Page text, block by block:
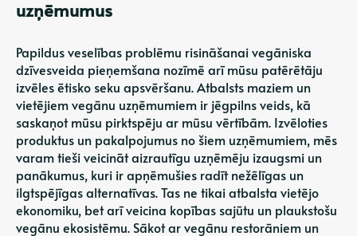
uzņēmumus
Papildus veselības problēmu risināšanai vegāniska
dzīvesveida pieņemšana nozīmē arī mūsu patērētāju
izvēles ētisko seku apsvēršanu. Atbalsts maziem un
vietējiem vegānu uzņēmumiem ir jēgpilns veids, kā
saskaņot mūsu pirktspēju ar mūsu vērtībām. Izvēloties
produktus un pakalpojumus no šiem uzņēmumiem, mēs
varam tieši veicināt aizrautīgu uzņēmēju izaugsmi un
panākumus, kuri ir apņēmušies radīt nežēlīgas un
ilgtspējīgas alternatīvas. Tas ne tikai atbalsta vietējo
ekonomiku, bet arī veicina kopības sajūtu un plaukstošu
vegānu ekosistēmu. Sākot ar vegānu restorāniem un